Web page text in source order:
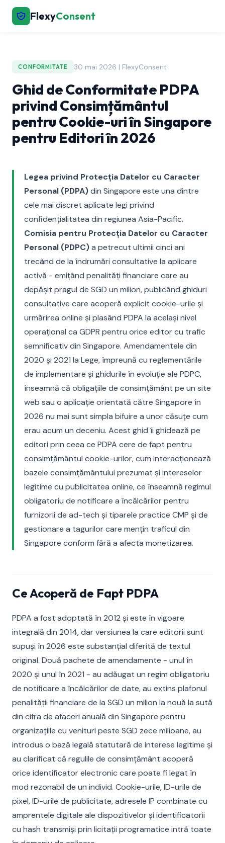
FlexyConsent
CONFORMITATE 30 mai 2026 | FlexyConsent
Ghid de Conformitate PDPA
privind Consimțământul
pentru Cookie-uri în Singapore
pentru Editori în 2026
Legea privind Protecția Datelor cu Caracter
Personal (PDPA)din Singapore este una dintre
cele mai discret aplicate legi privind
confidențialitatea din regiunea Asia-Pacific.
Comisia pentru Protecția Datelor cu Caracter
Personal (PDPC)a petrecut ultimii cinci ani
trecând de la îndrumări consultative la aplicare
activă - emițând penalități financiare care au
depășit pragul de SGD un milion, publicând ghiduri
consultative care acoperă explicit cookie-urile și
urmărirea online și plasând PDPA la același nivel
operațional ca GDPR pentru orice editor cu trafic
semnificativ din Singapore. Amendamentele din
2020 și 2021 la Lege, împreună cu reglementările
de implementare și ghidurile în evoluție ale PDPC,
înseamnă că obligațiile de consimțământ pe un site
web sau o aplicație orientată către Singapore în
2026 nu mai sunt simpla bifuire a unor căsuțe cum
erau acum un deceniu. Acest ghid îi ghidează pe
editori prin ceea ce PDPA cere de fapt pentru
consimțământul cookie-urilor, cum interacționează
bazele consimțământului prezumat și intereselor
legitime cu publicitatea online, ce înseamnă regimul
obligatoriu de notificare a încălcărilor pentru
furnizorii de ad-tech și tiparele practice CMP și de
gestionare a tagurilor care mențin traficul din
Singapore conform fără a afecta monetizarea.
Ce Acoperă de Fapt PDPA
PDPA a fost adoptată în 2012 și este în vigoare
integrală din 2014, dar versiunea la care editorii sunt
supuși în 2026 este substanțial diferită de textul
original. Două pachete de amendamente - unul în
2020 și unul în 2021 - au adăugat un regim obligatoriu
de notificare a încălcărilor de date, au extins plafonul
penalității financiare de la SGD un milion la nouă la sută
din cifra de afaceri anuală din Singapore pentru
organizațiile cu venituri peste SGD zece milioane, au
introdus o bază legală statutară de interese legitime și
au clarificat că regulile de consimțământ acoperă
orice identificator electronic care poate fi legat în
mod rezonabil de un individ. Cookie-urile, ID-urile de
pixel, ID-urile de publicitate, adresele IP combinate cu
amprentele digitale ale dispozitivelor și identificatorii
cu hash transmiși prin licitații programatice intră toate